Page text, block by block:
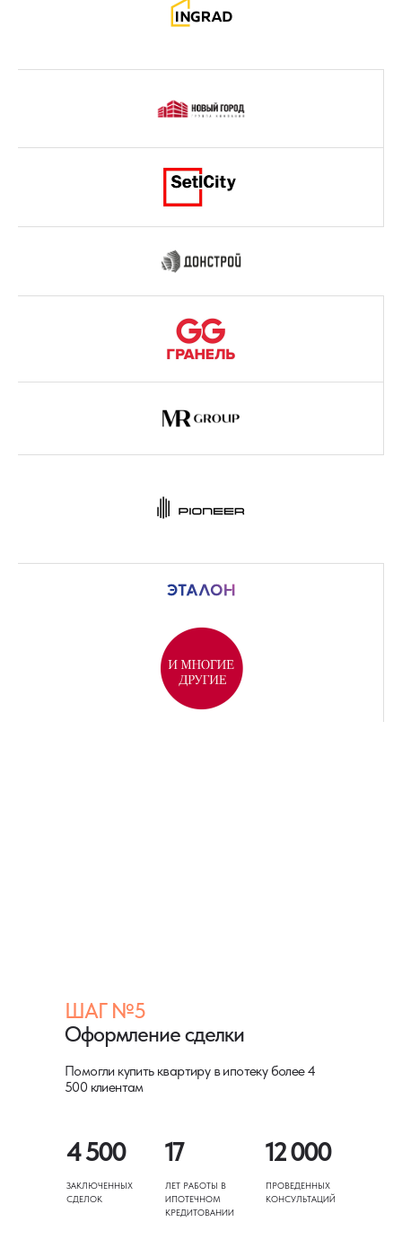
ШАГ №5
Оформление сделки
Помогли купить квартиру в ипотеку более 4
500 клиентам
4 500 17 12 000
ЗАКЛЮЧЕННЫХ
СДЕЛОК
ЛЕТ РАБОТЫ В
ИПОТЕЧНОМ
КРЕДИТОВАНИИ
ПРОВЕДЕННЫХ
КОНСУЛЬТАЦИЙ